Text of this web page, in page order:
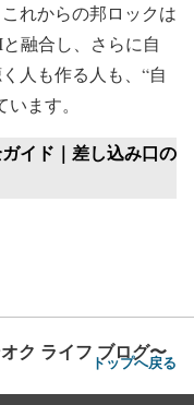
れからの邦ロックは
融合し、さらに自
人も作る人も、“自
ます。
イド｜差し込み口の
ク ライフ ブログ〜
トップへ戻る